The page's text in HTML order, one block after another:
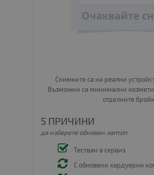
Снимките са на реални
Възможни са минимални
отделните
5 ПРИЧИНИ
да изберете обновен лаптоп
Тестван в сервиз
С обновени хардуерни